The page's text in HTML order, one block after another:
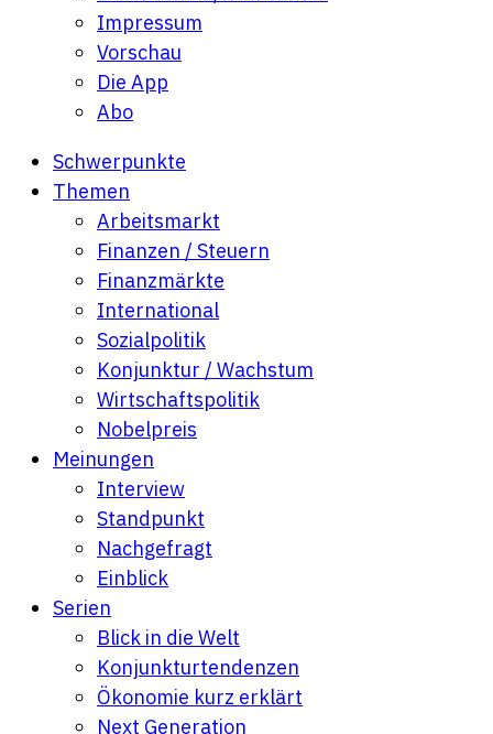
Impressum
Vorschau
Die App
Abo
Schwerpunkte
Themen
Arbeitsmarkt
Finanzen / Steuern
Finanzmärkte
International
Sozialpolitik
Konjunktur / Wachstum
Wirtschaftspolitik
Nobelpreis
Meinungen
Interview
Standpunkt
Nachgefragt
Einblick
Serien
Blick in die Welt
Konjunkturtendenzen
Ökonomie kurz erklärt
Next Generation